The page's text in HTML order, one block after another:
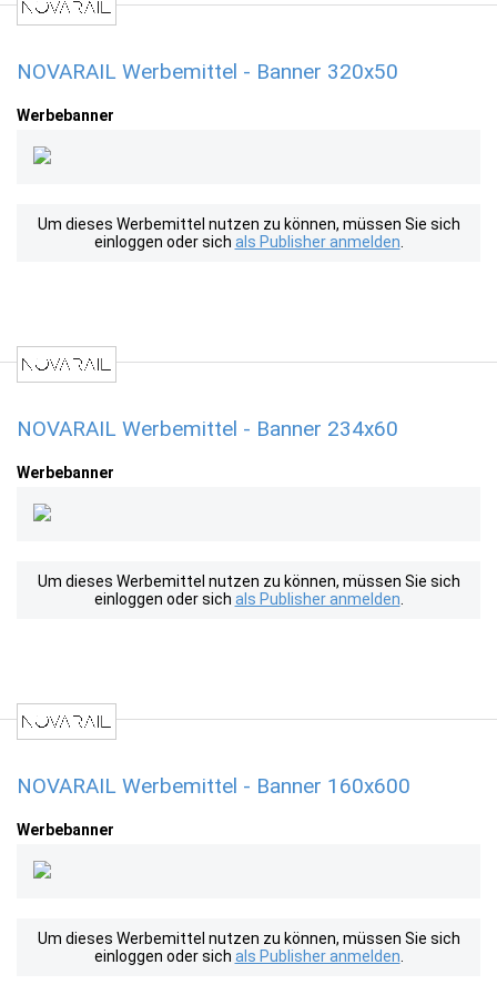
NOVARAIL Werbemittel - Banner 320x50
Werbebanner
Um dieses Werbemittel nutzen zu können, müssen Sie sich
einloggen oder sich als Publisher anmelden
NOVARAIL Werbemittel - Banner 234x60
Werbebanner
Um dieses Werbemittel nutzen zu können, müssen Sie sich
einloggen oder sich als Publisher anmelden
NOVARAIL Werbemittel - Banner 160x600
Werbebanner
Um dieses Werbemittel nutzen zu können, müssen Sie sich
einloggen oder sich als Publisher anmelden